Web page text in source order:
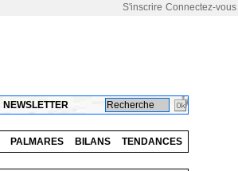
Connectez-vous
S'inscrire
NEWSLETTER
PALMARES BILANS TENDANCES